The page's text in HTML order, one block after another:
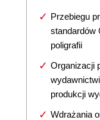
Przebiegu
standardów
poligrafii
Organizacji
produkcji
Wdrażania